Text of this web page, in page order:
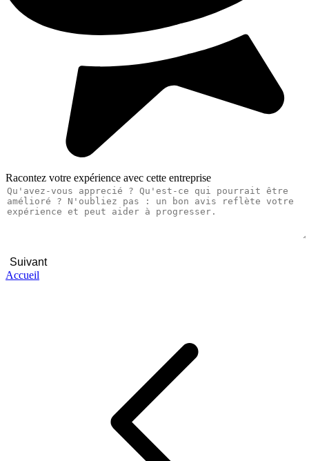
Racontez votre expérience avec cette entreprise
Suivant
Accueil